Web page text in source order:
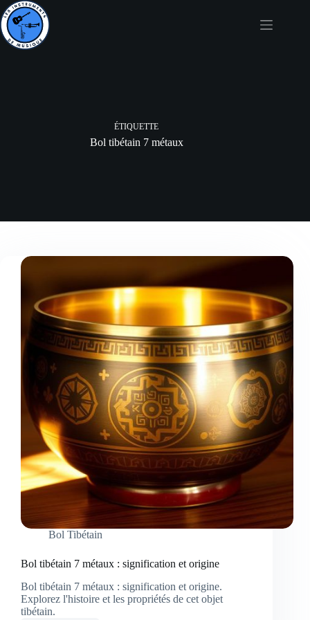
Passer
au
contenu
ÉTIQUETTE
Bol tibétain 7 métaux
Bol Tibétain
Bol tibétain 7 métaux : signification et origine
Bol tibétain 7 métaux : signification et origine.
Explorez l'histoire et les propriétés de cet objet
tibétain.